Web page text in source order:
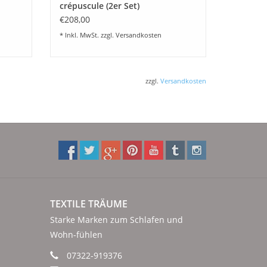
crépuscule (2er Set)
€208,00
* Inkl. MwSt. zzgl. Versandkosten
zzgl. Versandkosten
TEXTILE TRÄUME
Starke Marken zum Schlafen und
Wohn-fühlen
07322-919376